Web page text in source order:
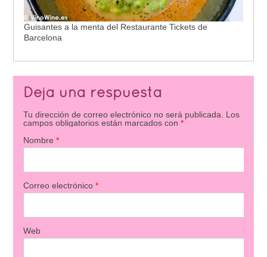
Guisantes a la menta del Restaurante Tickets de
Barcelona
Deja una respuesta
Tu dirección de correo electrónico no será publicada.
Los
campos obligatorios están marcados con *
Nombre *
Correo electrónico *
Web